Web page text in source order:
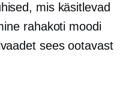
mis käsitlevad
rahakoti moodi
sees ootavast